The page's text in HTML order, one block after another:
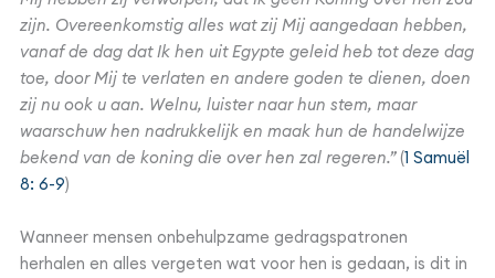
zijn. Overeenkomstig alles wat zij Mij aangedaan hebben,
vanaf de dag dat Ik hen uit Egypte geleid heb tot deze dag
toe, door Mij te verlaten en andere goden te dienen, doen
zij nu ook u aan. Welnu, luister naar hun stem, maar
waarschuw hen nadrukkelijk en maak hun de handelwijze
bekend van de koning die over hen zal regeren.”(1 Samuël
8: 6-9)
Wanneer mensen onbehulpzame gedragspatronen
herhalen en alles vergeten wat voor hen is gedaan, is dit in